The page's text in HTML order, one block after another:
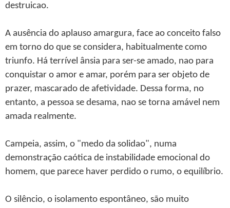
destruicao.
A ausência do aplauso amargura, face ao conceito falso
em torno do que se considera, habitualmente como
triunfo. Há terrível ânsia para ser-se amado, nao para
conquistar o amor e amar, porém para ser objeto de
prazer, mascarado de afetividade. Dessa forma, no
entanto, a pessoa se desama, nao se torna amável nem
amada realmente.
Campeia, assim, o "medo da solidao", numa
demonstração caótica de instabilidade emocional do
homem, que parece haver perdido o rumo, o equilíbrio.
O silêncio, o isolamento espontâneo, são muito